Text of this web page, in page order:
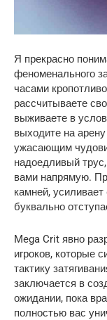
Я прекрасно
феноменального
часами
рассчитываете
выживаете в
выходите на
ужасающим
надоедливый
вами напрямую.
камней,
буквально
Mega Crit явно
игроков, которые
тактику
заключается в
ожидании, пока
полностью вас